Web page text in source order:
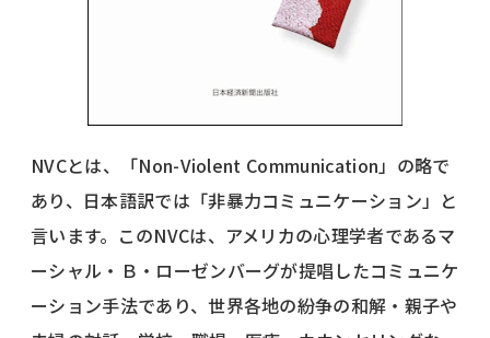
NVCとは、「Non-Violent Communication」の略で
あり、日本語訳では「非暴力コミュニケーション」と
言います。このNVCは、アメリカの心理学者であるマ
ーシャル・Ｂ・ローゼンバーグが提唱したコミュニケ
ーション手法であり、世界各地の紛争の和解・親子や